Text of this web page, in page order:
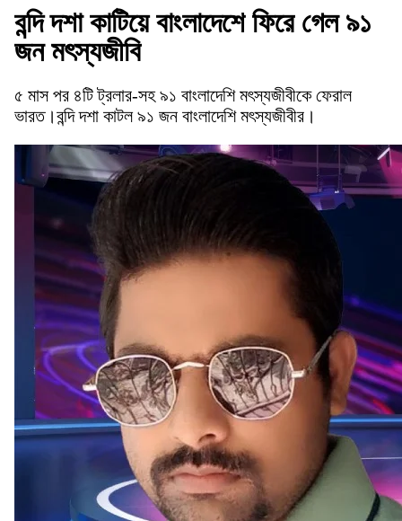
বন্দি দশা কাটিয়ে বাংলাদেশে ফিরে গেল ৯১
জন মৎস্যজীবি
৫ মাস পর ৪টি ট্রলার-সহ ৯১ বাংলাদেশি মৎস্যজীবীকে ফেরাল
ভারত।বন্দি দশা কাটল ৯১ জন বাংলাদেশি মৎস্যজীবীর।